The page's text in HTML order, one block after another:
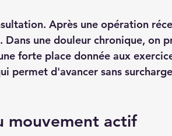
Après une opération
Dans une douleur chronique, on
forte place donnée aux
permet d'avancer sans
mouvement actif